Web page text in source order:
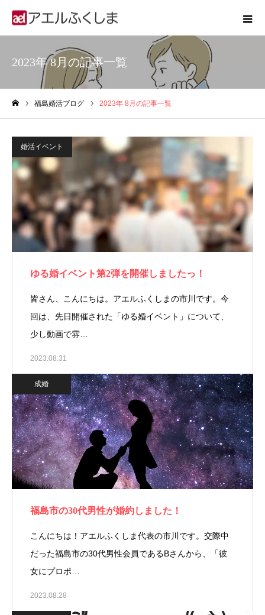
2023年 8月の記事一覧
福島婚活ブログ 2023年 8月の記事一覧
婚活イベント
ゆる婚イベント第2弾を開催しましたっ！
皆さん、こんにちは。アエルふくしまの市川です。今
回は、先日開催された「ゆる婚イベント」について、
少し動画で雰…
2023.08.31
成婚
福島市の30代男性が婚約しました！
こんにちは！アエルふくしま代表の市川です。交際中
だった福島市の30代男性会員であるBさんから、「彼
女にプロポ…
2023.08.28